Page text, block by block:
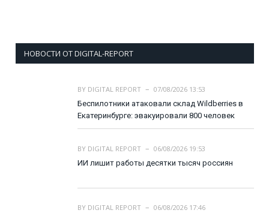
НОВОСТИ ОТ DIGITAL-REPORT
BY DIGITAL REPORT
07/08/2026 13:53
Беспилотники атаковали склад Wildberries в
Екатеринбурге: эвакуировали 800 человек
BY DIGITAL REPORT
06/08/2026 19:53
ИИ лишит работы десятки тысяч россиян
BY DIGITAL REPORT
06/08/2026 17:46